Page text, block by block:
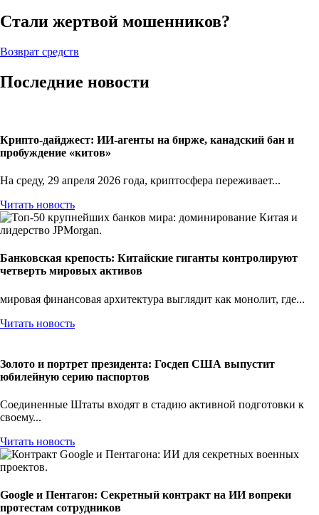
Стали жертвой мошенников?
Возврат средств
Последние новости
Крипто-дайджест: ИИ-агенты на бирже, канадский бан и
пробуждение «китов»
На среду, 29 апреля 2026 года, криптосфера переживает...
Читать новость
Банковская крепость: Китайские гиганты контролируют
четверть мировых активов
мировая финансовая архитектура выглядит как монолит, где...
Читать новость
Золото и портрет президента: Госдеп США выпустит
юбилейную серию паспортов
Соединенные Штаты входят в стадию активной подготовки к
своему...
Читать новость
Google и Пентагон: Секретный контракт на ИИ вопреки
протестам сотрудников